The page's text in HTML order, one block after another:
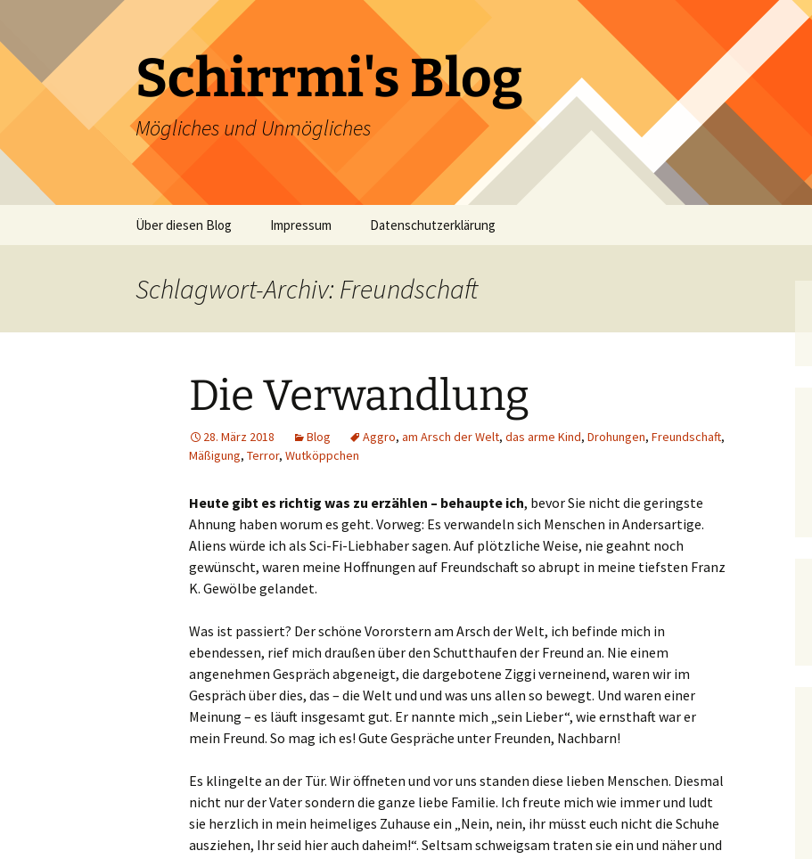
springen
Schirrmi's Blog
Mögliches und Unmögliches
Über diesen Blog Impressum Datenschutzerklärung
Schlagwort-Archiv: Freundschaft
Die Verwandlung
28. März 2018 Blog Aggro, am Arsch der Welt, das arme Kind, Drohungen, Freundschaft,
Mäßigung, Terror, Wutköppchen
Heute gibt es richtig was zu erzählen – behaupte ich, bevor Sie nicht die geringste
Ahnung haben worum es geht. Vorweg: Es verwandeln sich Menschen in Andersartige.
Aliens würde ich als Sci-Fi-Liebhaber sagen. Auf plötzliche Weise, nie geahnt noch
gewünscht, waren meine Hoffnungen auf Freundschaft so abrupt in meine tiefsten Franz
K. Gewölbe gelandet.
Was ist passiert? Der schöne Vororstern am Arsch der Welt, ich befinde mich in
ebendessen, rief mich draußen über den Schutthaufen der Freund an. Nie einem
angenehmen Gespräch abgeneigt, die dargebotene Ziggi verneinend, waren wir im
Gespräch über dies, das – die Welt und und was uns allen so bewegt. Und waren einer
Meinung – es läuft insgesamt gut. Er nannte mich „sein Lieber“, wie ernsthaft war er
mein Freund. So mag ich es! Gute Gespräche unter Freunden, Nachbarn!
Es klingelte an der Tür. Wir öffneten und vor uns standen diese lieben Menschen. Diesmal
nicht nur der Vater sondern die ganze liebe Familie. Ich freute mich wie immer und ludt
sie herzlich in mein heimeliges Zuhause ein „Nein, nein, ihr müsst euch nicht die Schuhe
ausziehen, Ihr seid hier auch daheim!“. Seltsam schweigsam traten sie ein und näher und